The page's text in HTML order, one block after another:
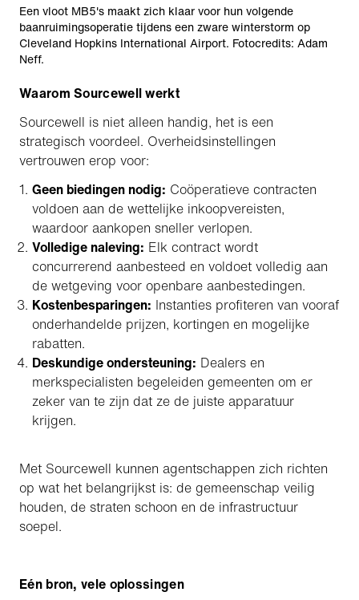
Een vloot MB5's maakt zich klaar voor hun volgende
baanruimingsoperatie tijdens een zware winterstorm op
Cleveland Hopkins International Airport. Fotocredits: Adam
Neff.
Waarom Sourcewell werkt
Sourcewell is niet alleen handig, het is een
strategisch voordeel. Overheidsinstellingen
vertrouwen erop voor:
Geen biedingen nodig: Coöperatieve contracten
voldoen aan de wettelijke inkoopvereisten,
waardoor aankopen sneller verlopen.
Volledige naleving: Elk contract wordt
concurrerend aanbesteed en voldoet volledig aan
de wetgeving voor openbare aanbestedingen.
Kostenbesparingen: Instanties profiteren van vooraf
onderhandelde prijzen, kortingen en mogelijke
rabatten.
Deskundige ondersteuning: Dealers en
merkspecialisten begeleiden gemeenten om er
zeker van te zijn dat ze de juiste apparatuur
krijgen.
Met Sourcewell kunnen agentschappen zich richten
op wat het belangrijkst is: de gemeenschap veilig
houden, de straten schoon en de infrastructuur
soepel.
Eén bron, vele oplossingen